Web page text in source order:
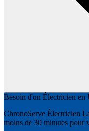
Besoin d'un Électricien en
ChronoServe Électricien
moins de 30 minutes pour